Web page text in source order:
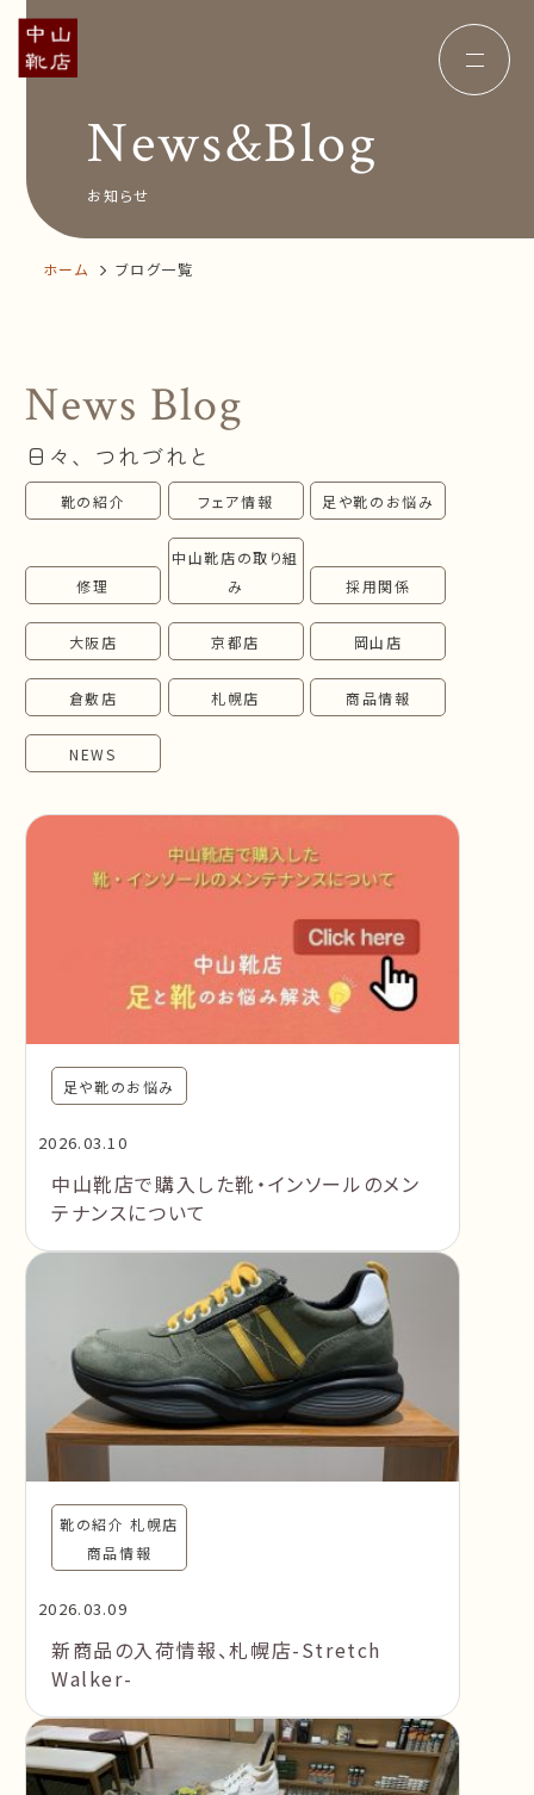
Concept コンセプト
Insole オーダー中敷き
News&Blog
Company
オンラインショップ
お問い合わせ
follow us!
News&Blog
お知らせ
ホーム ブログ一覧
News Blog
日々、つれづれと
靴の紹介 フェア情報 足や靴のお悩み
修理
中山靴店の取り組
み
採用関係
大阪店 京都店 岡山店
倉敷店 札幌店 商品情報
NEWS
足や靴のお悩み
2026.03.10
中山靴店で購入した靴・インソールのメン
テナンスについて
靴の紹介 札幌店
商品情報
2026.03.09
新商品の入荷情報、札幌店-Stretch
Walker-